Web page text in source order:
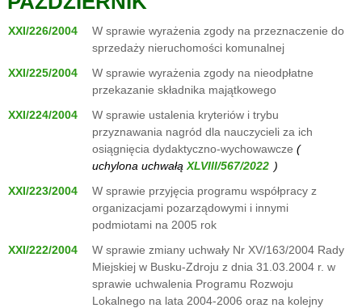
XXI/226/2004
W sprawie wyrażenia zgody na przeznaczenie do
sprzedaży nieruchomości komunalnej
XXI/225/2004
W sprawie wyrażenia zgody na nieodpłatne
przekazanie składnika majątkowego
XXI/224/2004
W sprawie ustalenia kryteriów i trybu
przyznawania nagród dla nauczycieli za ich
osiągnięcia dydaktyczno-wychowawcze (
uchylona uchwałą
)
XXI/223/2004
W sprawie przyjęcia programu współpracy z
organizacjami pozarządowymi i innymi
podmiotami na 2005 rok
XXI/222/2004
W sprawie zmiany uchwały Nr XV/163/2004 Rady
Miejskiej w Busku-Zdroju z dnia 31.03.2004 r. w
sprawie uchwalenia Programu Rozwoju
Lokalnego na lata 2004-2006 oraz na kolejny